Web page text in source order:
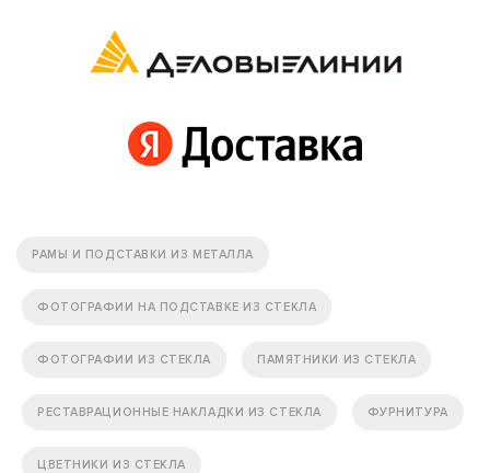
РАМЫ И ПОДСТАВКИ ИЗ МЕТАЛЛА
ФОТОГРАФИИ НА ПОДСТАВКЕ ИЗ СТЕКЛА
ФОТОГРАФИИ ИЗ СТЕКЛА ПАМЯТНИКИ ИЗ СТЕКЛА
РЕСТАВРАЦИОННЫЕ НАКЛАДКИ ИЗ СТЕКЛА ФУРНИТУРА
ЦВЕТНИКИ ИЗ СТЕКЛА